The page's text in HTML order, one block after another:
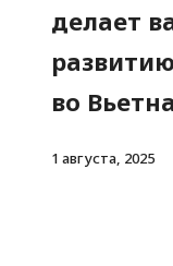
делает
во
1 августа, 2025